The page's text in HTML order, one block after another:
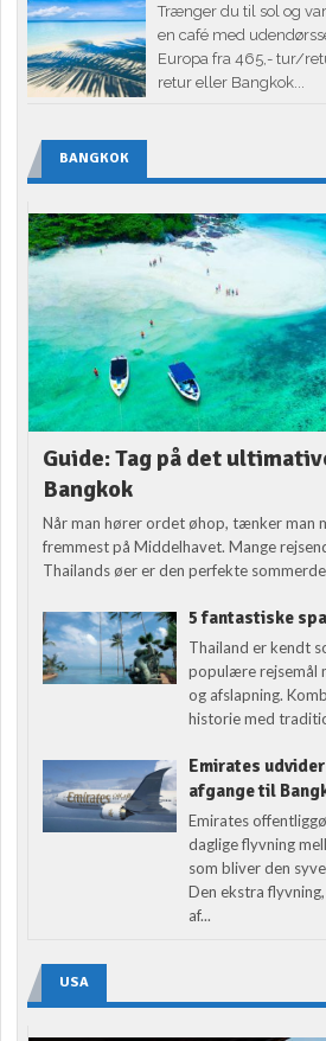
Trænger du til sol og
en café med
Europa fra 465,- tur/
retur eller Bangkok...
BANGKOK
Guide: Tag på det
Bangkok
Når man hører ordet øhop, tænker man
fremmest på Middelhavet. Mange
Thailands øer er den perfekte
5 fantastiske
Thailand er kendt
populære rejsemål
og afslapning.
historie med
Emirates
afgange til
Emirates
daglige flyvning
som bliver den
Den ekstra
af...
USA